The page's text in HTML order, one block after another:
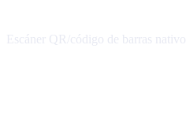
Escáner QR/código de barras nativo